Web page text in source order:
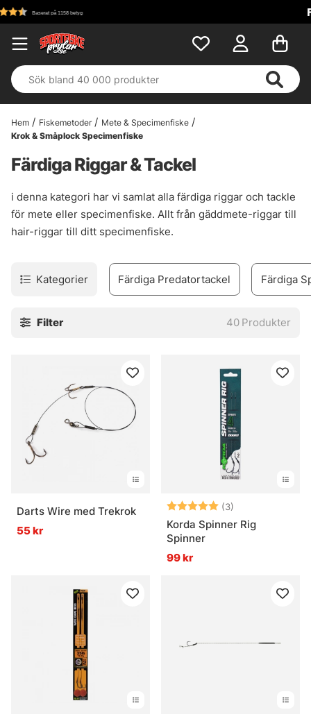
Hem Fiskemetoder
Mete & Specimenfiske
Krok & Småplock Specimenfiske
Färdiga Riggar & Tackel
i denna kategori har vi samlat alla färdiga riggar och tackle
för mete eller specimenfiske. Allt från gäddmete-riggar till
hair-riggar till ditt specimenfiske.
Kategorier Färdiga Predatortackel Färdiga
Filter 40 Produkter
Darts Wire med Trekrok
55 kr
Betyg: (3)
Korda Spinner Rig
Spinner
99 kr